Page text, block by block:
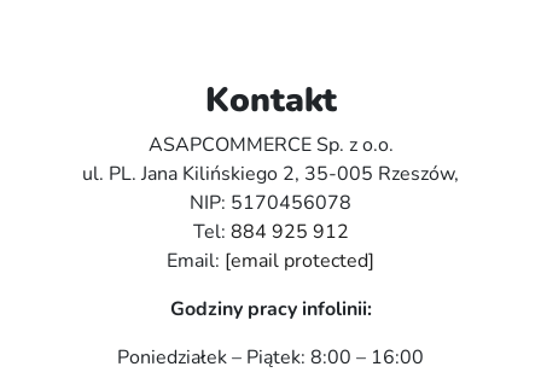
Kontakt
ASAPCOMMERCE Sp. z o.o.
ul. PL. Jana Kilińskiego 2, 35-005 Rzeszów,
NIP: 5170456078
Tel: 884 925 912
Email: [email protected]
Godziny pracy infolinii:
Poniedziałek – Piątek: 8:00 – 16:00